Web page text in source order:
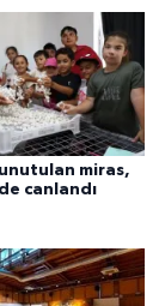
miras,
canlandı